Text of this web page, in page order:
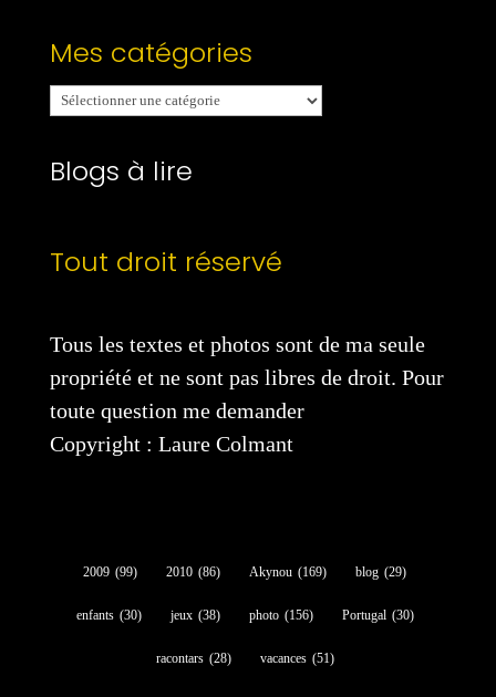
Mes catégories
Mes
catégories
Blogs à lire
Tout droit réservé
Tous les textes et photos sont de ma seule
propriété et ne sont pas libres de droit. Pour
toute question me demander
Copyright : Laure Colmant
2009 (99) 2010 (86) Akynou (169) blog (29)
enfants (30) jeux (38) photo (156) Portugal (30)
racontars (28) vacances (51)